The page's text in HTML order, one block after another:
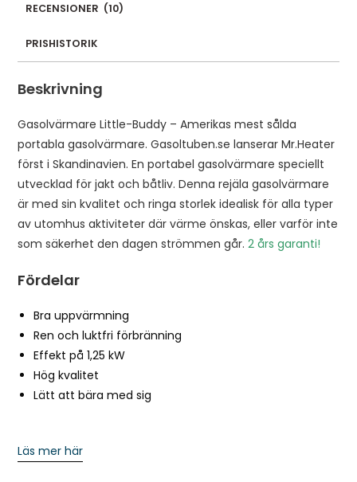
o
j
i
n
t
h
e
w
a
t
s
t
f
o
h
RECENSIONER (10)
PRISHISTORIK
Beskrivning
Gasolvärmare Little-Buddy – Amerikas mest sålda
portabla gasolvärmare. Gasoltuben.se lanserar Mr.Heater
först i Skandinavien. En portabel gasolvärmare speciellt
utvecklad för jakt och båtliv. Denna rejäla gasolvärmare
är med sin kvalitet och ringa storlek idealisk för alla typer
av utomhus aktiviteter där värme önskas, eller varför inte
som säkerhet den dagen strömmen går.2 års garanti!
Fördelar
Bra uppvärmning
Ren och luktfri förbränning
Effekt på 1,25 kW
Hög kvalitet
Lätt att bära med sig
Läs mer här